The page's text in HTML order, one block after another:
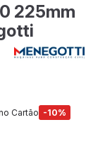
225mm
Cartão -10%